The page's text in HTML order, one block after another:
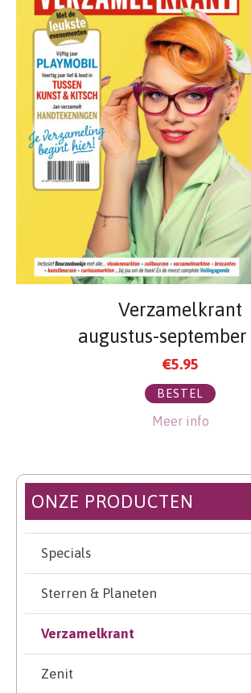
Verzamelkrant
augustus-september
€5.95
BESTEL
Meer info
ONZE PRODUCTEN
Specials
Sterren & Planeten
Verzamelkrant
Zenit